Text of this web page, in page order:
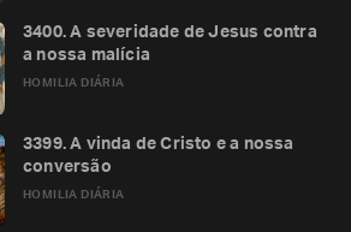
HOMILIA DIÁRIA
3400. A severidade de Jesus contra
a nossa malícia
HOMILIA DIÁRIA
3399. A vinda de Cristo e a nossa
conversão